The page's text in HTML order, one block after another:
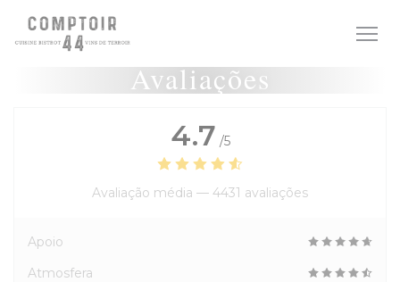
Painel de Gerenciamento de Cookies
Avaliações
4.7 /5
Avaliação média — 4431 avaliações
Apoio
Atmosfera